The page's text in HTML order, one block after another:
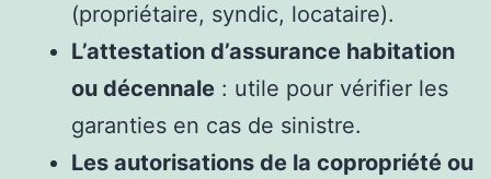
(propriétaire, syndic, locataire).
L’attestation d’assurance habitation
ou décennale : utile pour vérifier les
garanties en cas de sinistre.
Les autorisations de la copropriété ou